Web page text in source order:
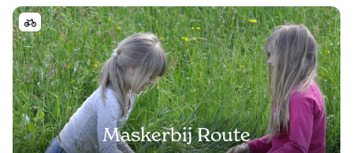
Maskerbij Route